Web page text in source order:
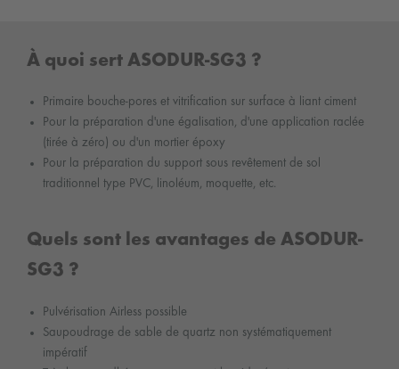
À quoi sert ASODUR-SG3 ?
Primaire bouche-pores et vitrification sur surface à liant ciment
Pour la préparation d'une égalisation, d'une application raclée
(tirée à zéro) ou d'un mortier époxy
Pour la préparation du support sous revêtement de sol
traditionnel type PVC, linoléum, moquette, etc.
Quels sont les avantages de ASODUR-
SG3 ?
Pulvérisation Airless possible
Saupoudrage de sable de quartz non systématiquement
impératif